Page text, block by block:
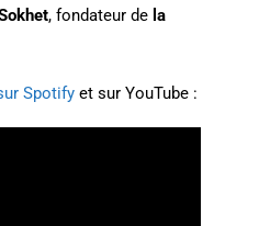
, fondateur de la
Spotifyet sur YouTube :